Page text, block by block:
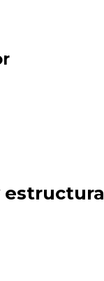
estructura